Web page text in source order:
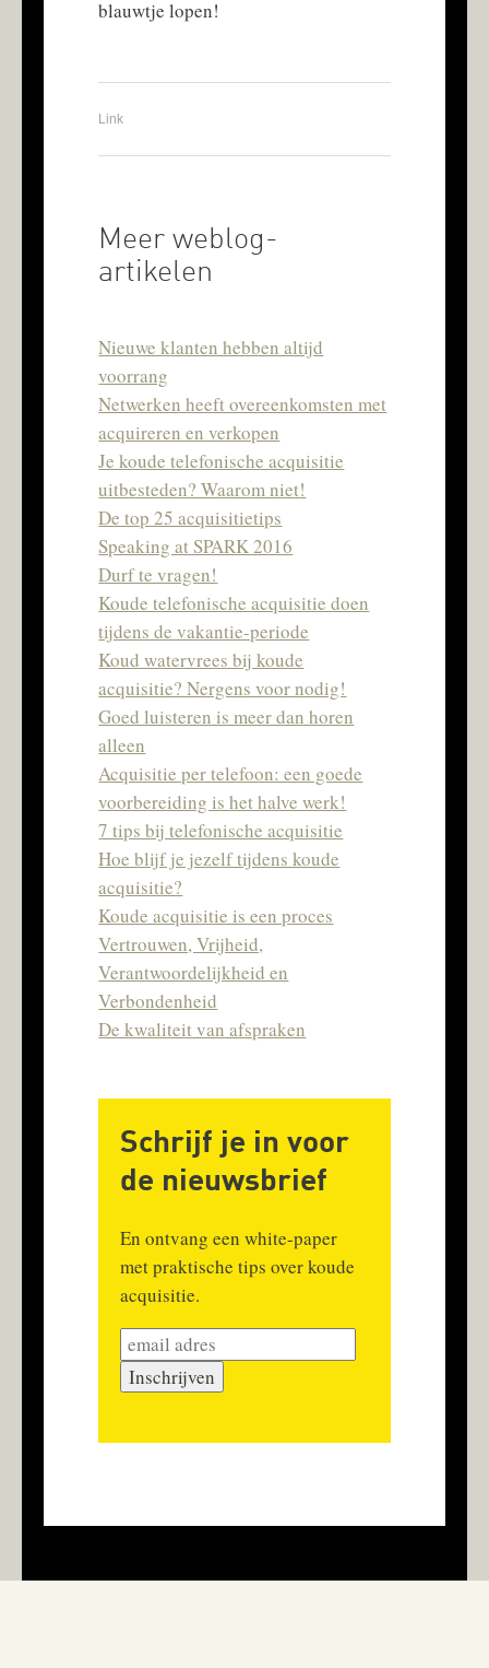
blauwtje lopen!
Link
Meer weblog-
artikelen
Nieuwe klanten hebben altijd
voorrang
Netwerken heeft overeenkomsten met
acquireren en verkopen
Je koude telefonische acquisitie
uitbesteden? Waarom niet!
De top 25 acquisitietips
Speaking at SPARK 2016
Durf te vragen!
Koude telefonische acquisitie doen
tijdens de vakantie-periode
Koud watervrees bij koude
acquisitie? Nergens voor nodig!
Goed luisteren is meer dan horen
alleen
Acquisitie per telefoon: een goede
voorbereiding is het halve werk!
7 tips bij telefonische acquisitie
Hoe blijf je jezelf tijdens koude
acquisitie?
Koude acquisitie is een proces
Vertrouwen, Vrijheid,
Verantwoordelijkheid en
Verbondenheid
De kwaliteit van afspraken
Schrijf je in voor
de nieuwsbrief
En ontvang een white-paper
met praktische tips over koude
acquisitie.